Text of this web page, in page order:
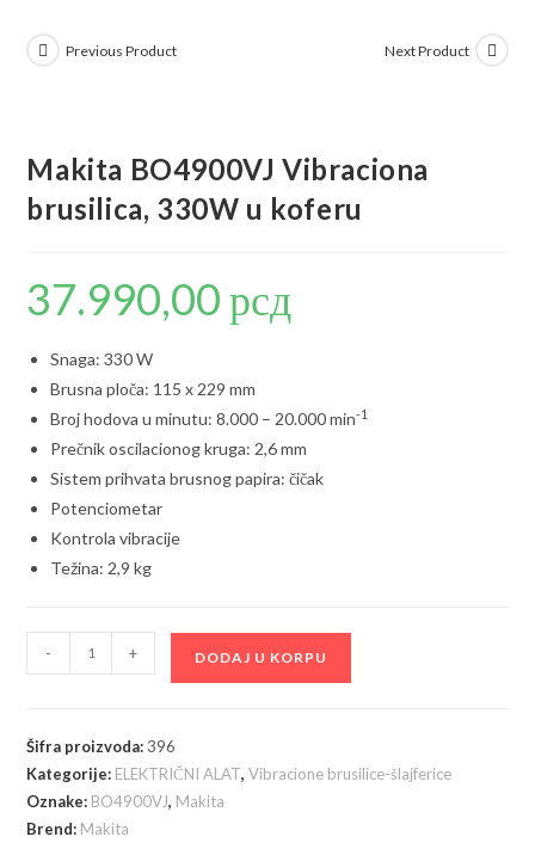
Previous Product Next Product
Makita BO4900VJ Vibraciona
brusilica, 330W u koferu
37.990,00рсд
Snaga: 330 W
Brusna ploča: 115 x 229 mm
Broj hodova u minutu: 8.000 – 20.000 min-1
Prečnik oscilacionog kruga: 2,6 mm
Sistem prihvata brusnog papira: čičak
Potenciometar
Kontrola vibracije
Težina: 2,9 kg
BO4900VJ
brusilica,
330W
u
koferu
- + DODAJ U KORPU
Šifra proizvoda: 396
Kategorije: ELEKTRIČNI ALAT,Vibracione brusilice-šlajferice
Oznake: BO4900VJ, Makita
Brend: Makita